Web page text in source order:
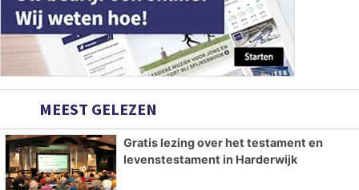
MEEST GELEZEN
Gratis lezing over het testament en
levenstestament in Harderwijk